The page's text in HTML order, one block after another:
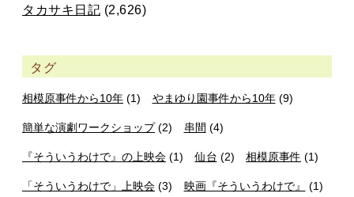
タカサキ日記 (2,626)
タグ
相模原事件から10年 (1) やまゆり園事件から10年(9)
簡単な演劇ワークショップ(2) 串間 (4)
『そういうわけで』の上映会 (1) 仙台 (2) 相模原事件 (1)
「そういうわけで」上映会 (3) 映画『そういうわけで』 (1)